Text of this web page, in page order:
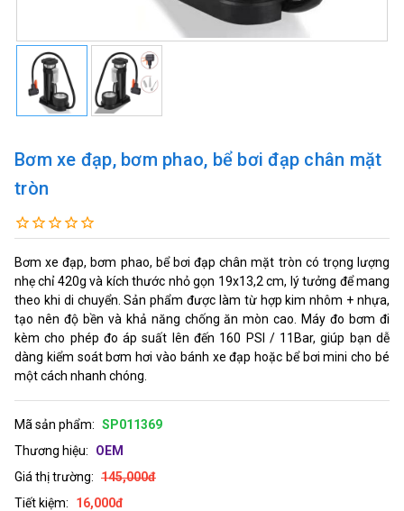
Bơm xe đạp, bơm phao, bể bơi đạp chân mặt
tròn
Bơm xe đạp, bơm phao, bể bơi đạp chân mặt tròn có trọng lượng
nhẹ chỉ 420g và kích thước nhỏ gọn 19x13,2 cm, lý tưởng để mang
theo khi di chuyển. Sản phẩm được làm từ hợp kim nhôm + nhựa,
tạo nên độ bền và khả năng chống ăn mòn cao. Máy đo bơm đi
kèm cho phép đo áp suất lên đến 160 PSI / 11Bar, giúp bạn dễ
dàng kiểm soát bơm hơi vào bánh xe đạp hoặc bể bơi mini cho bé
một cách nhanh chóng.
Mã sản phẩm: SP011369
Thương hiệu:
OEM
Giá thị trường: 145,000đ
Tiết kiệm:
16,000đ